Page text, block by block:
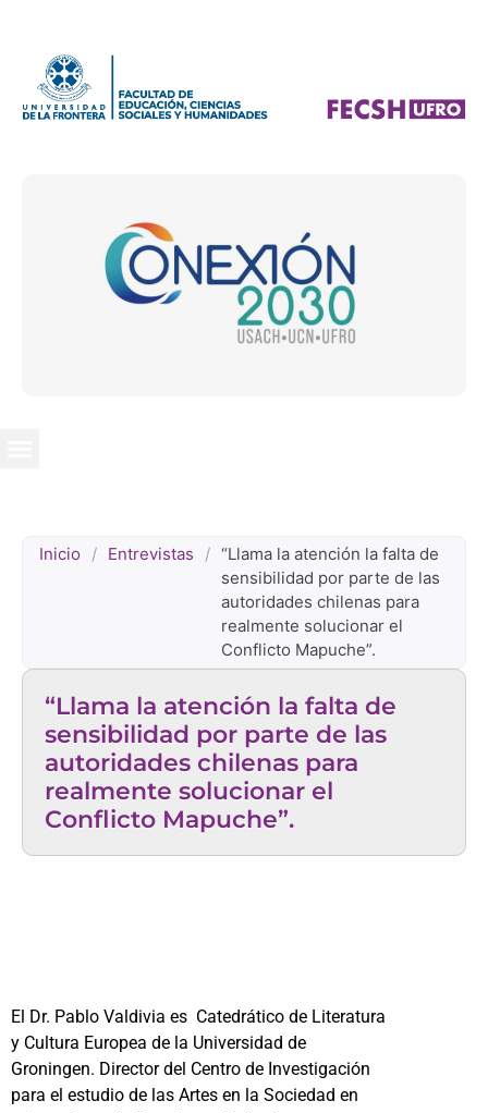
Inicio / Entrevistas / “Llama la atención la falta de
sensibilidad por parte de las
autoridades chilenas para
realmente solucionar el
Conflicto Mapuche”.
“Llama la atención la falta de
sensibilidad por parte de las
autoridades chilenas para
realmente solucionar el
Conflicto Mapuche”.
El Dr. Pablo Valdivia es Catedrático de Literatura
y Cultura Europea de la Universidad de
Groningen. Director del Centro de Investigación
para el estudio de las Artes en la Sociedad en